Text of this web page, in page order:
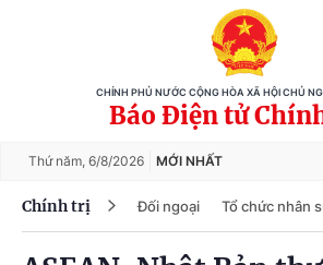
CHÍNH PHỦ NƯỚC CỘNG HÒA XÃ HỘI CHỦ
Báo Điện tử
Thứ năm, 6/8/2026 MỚI NHẤT
Chính trị Đối ngoại Tổ chức nhân